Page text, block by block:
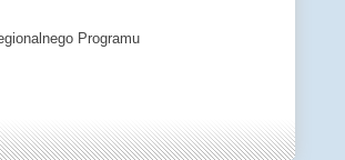
Programu